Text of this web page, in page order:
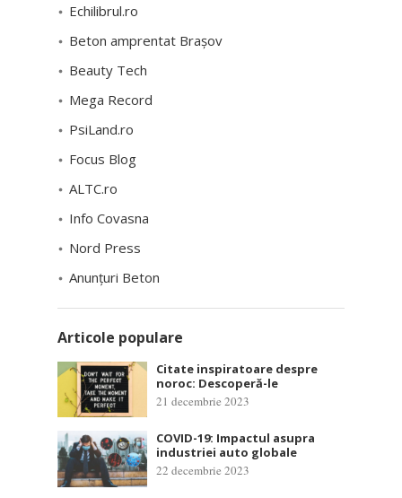
Echilibrul.ro
Beton amprentat Brașov
Beauty Tech
Mega Record
PsiLand.ro
Focus Blog
ALTC.ro
Info Covasna
Nord Press
Anunțuri Beton
Articole populare
Citate inspiratoare despre
noroc: Descoperă-le
21 decembrie 2023
COVID-19: Impactul asupra
industriei auto globale
22 decembrie 2023